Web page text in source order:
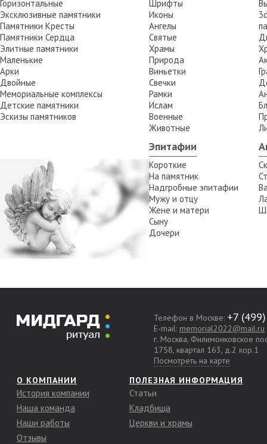
Горизонтальные
Эксклюзивные памятники
Памятники Кресты
Памятники Сердца
Элитные памятники
Маленькие
Арки
Двойные
Мемориальные комплексы
Детские памятники
Эскизы памятников
Шрифты
Иконы
Ангелы
Святые
Храмы
Природа
Виньетки
Свечки
Рамки
Ислам
Военные
Животные
Эпитафии
Короткие
На памятник
Надгробные эпитафии
Мужу и отцу
Жене и матери
Сыну
Дочери
Телефон в Москве:
E-mail: memorial2022@mail.ru
г. Москва, Филимонковское
1758, квартал 163, д.2 кор.1
Посмотреть на карте
О КОМПАНИИ
История компании
Наша команда
Наши работы
Отзывы
ПОЛЕЗНАЯ ИНФОРМАЦИЯ
Статьи
Кладбища
Церкви и храмы